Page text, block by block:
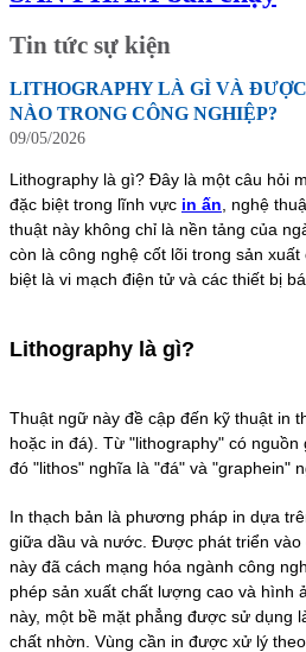
Tin tức sự kiện
LITHOGRAPHY LÀ GÌ VÀ
NÀO TRONG CÔNG NGHIỆP?
09/05/2026
Lithography là gì? Đây là một câu hỏi
đặc biệt trong lĩnh vực in ấn , nghệ
thuật này không chỉ là nền tảng của
còn là công nghệ cốt lõi trong sản
biệt là vi mạch điện tử và các thiết bị
Lithography là gì?
Thuật ngữ này đề cập đến kỹ thuật in
hoặc in đá). Từ "lithography" có
đó "lithos" nghĩa là "đá" và "graphein"
In thạch bản là phương pháp in dựa
giữa dầu và nước. Được phát triển
này đã cách mạng hóa ngành công
phép sản xuất chất lượng cao và hình
này, một bề mặt phẳng được sử dụng
chất nhờn. Vùng cần in được xử lý